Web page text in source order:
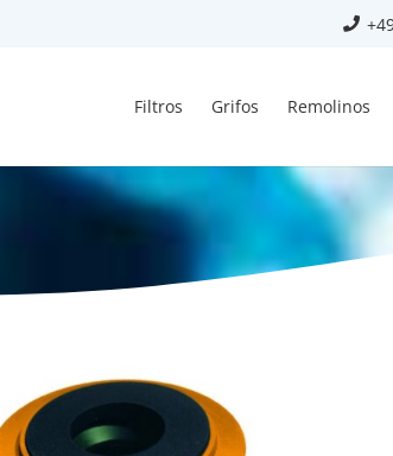
Filtros Grifos Remolinos